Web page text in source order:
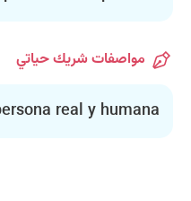
مواصفات شريك حياتي
real y humana